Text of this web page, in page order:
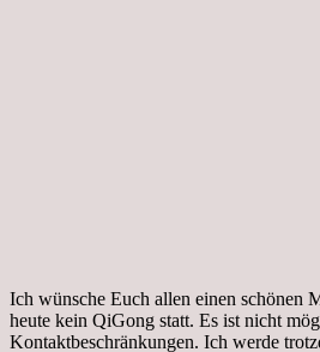
Ich wünsche Euch allen einen schönen
heute kein QiGong statt. Es ist nicht
Kontaktbeschränkungen. Ich werde